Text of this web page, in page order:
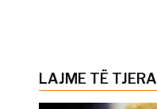
LAJME TË TJERA